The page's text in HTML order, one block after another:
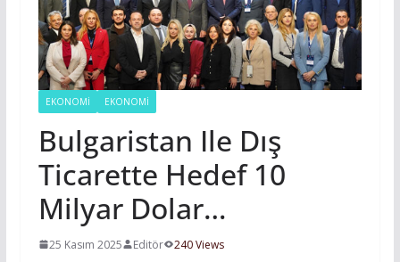
EKONOMI EKONOMİ
Bulgaristan Ile Dış
Ticarette Hedef 10
Milyar Dolar…
25 Kasım 2025 Editör 240 Views